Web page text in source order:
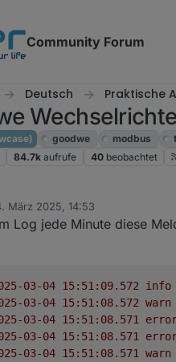
Community Forum
Deutsch Praktische
goodwe modbus
84.7k aufrufe 40 beobachtet
März 2025, 14:53
von
Log jede Minute diese
info
warn
warn